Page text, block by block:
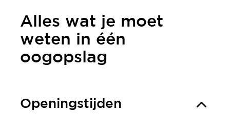
Alles wat je moet
weten in één
oogopslag
Openingstijden